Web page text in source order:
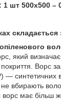
шт 500х500 –
складається
який визначає
покриття. Ворс
—
вбирають
ворс має більш